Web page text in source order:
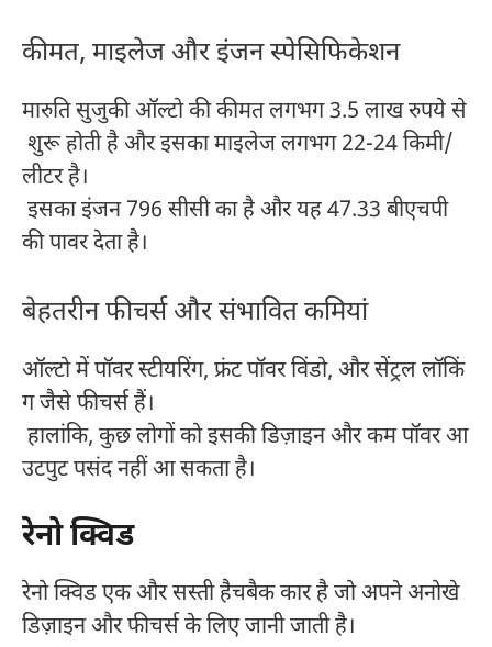
कीमत, माइलेज और इंजन स्पेसिफिकेशन
मारुति सुजुकी ऑल्टो की कीमत लगभग 3.5 लाख रुपये से
शुरू होती है और इसका माइलेज लगभग 22-24 किमी/
लीटर है।
इसका इंजन 796 सीसी का है और यह 47.33 बीएचपी
की पावर देता है।
बेहतरीन फीचर्स और संभावित कमियां
ऑल्टो में पॉवर स्टीयरिंग, फ्रंट पॉवर विंडो, और सेंट्रल लॉकिं
ग जैसे फीचर्स हैं।
हालांकि, कुछ लोगों को इसकी डिज़ाइन और कम पॉवर आ
उटपुट पसंद नहीं आ सकता है।
रेनो क्विड
रेनो क्विड एक और सस्ती हैचबैक कार है जो अपने अनोखे
डिज़ाइन और फीचर्स के लिए जानी जाती है।